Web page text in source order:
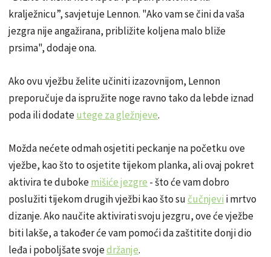
kralježnicu”, savjetuje Lennon. "Ako vam se čini da vaša
jezgra nije angažirana, približite koljena malo bliže
prsima", dodaje ona.
Ako ovu vježbu želite učiniti izazovnijom, Lennon
preporučuje da ispružite noge ravno tako da lebde iznad
poda ili dodateutege za gležnjeve.
Možda nećete odmah osjetiti peckanje na početku ove
vježbe, kao što to osjetite tijekom planka, ali ovaj pokret
aktivira te dubokemišiće jezgre - što će vam dobro
poslužiti tijekom drugih vježbi kao što sučučnjevi i mrtvo
dizanje. Ako naučite aktivirati svoju jezgru, ove će vježbe
biti lakše, a također će vam pomoći da zaštitite donji dio
leđa i poboljšate svojedržanje.